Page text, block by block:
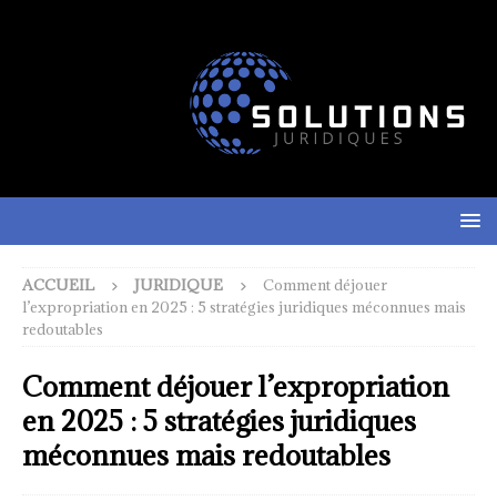
ACCUEIL JURIDIQUE
Comment déjouer
l’expropriation en 2025 : 5 stratégies juridiques méconnues mais
redoutables
Comment déjouer l’expropriation
en 2025 : 5 stratégies juridiques
méconnues mais redoutables